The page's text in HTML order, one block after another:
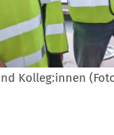
Kolleg:innen